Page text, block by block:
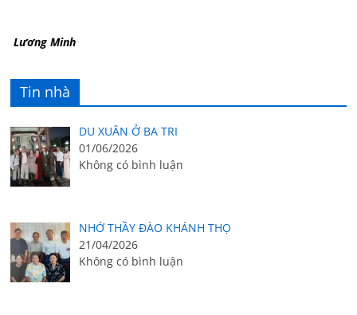
Lương Minh
Tin nhà
DU XUÂN Ở BA TRI
01/06/2026
Không có bình luận
NHỚ THẦY ĐÀO KHÁNH THỌ
21/04/2026
Không có bình luận